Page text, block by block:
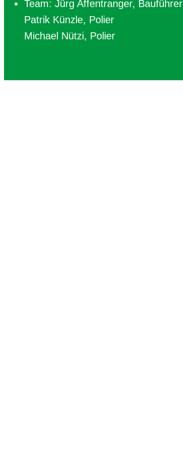
Team: Jürg Affentranger, Bauführer
Patrik Künzle, Polier
Michael Nützi, Polier